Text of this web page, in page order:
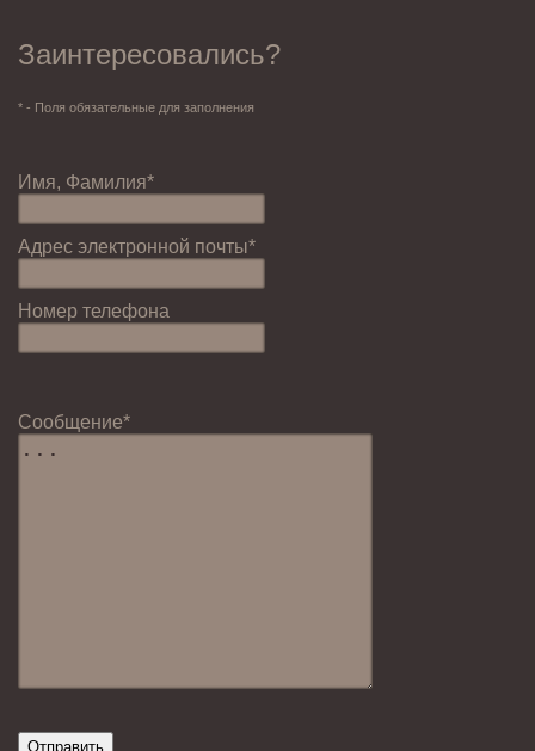
Заинтересовались?
* - Поля обязательные для заполнения
Имя, Фамилия*
Адрес электронной почты*
Номер телефона
Cообщение*